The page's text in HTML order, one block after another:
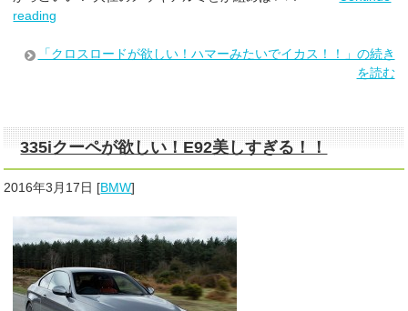
reading
「クロスロードが欲しい！ハマーみたいでイカス！！」の続き
を読む
335iクーペが欲しい！E92美しすぎる！！
2016年3月17日 [BMW]